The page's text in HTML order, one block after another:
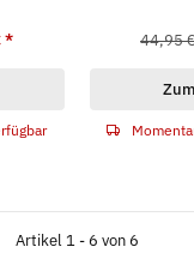
* 44,95
Artikel 1 - 6 von 6